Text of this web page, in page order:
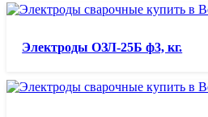
Электроды ОЗЛ-25Б ф3, кг.